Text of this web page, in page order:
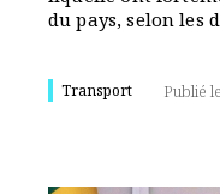
du pays, selon les
Transport Publié